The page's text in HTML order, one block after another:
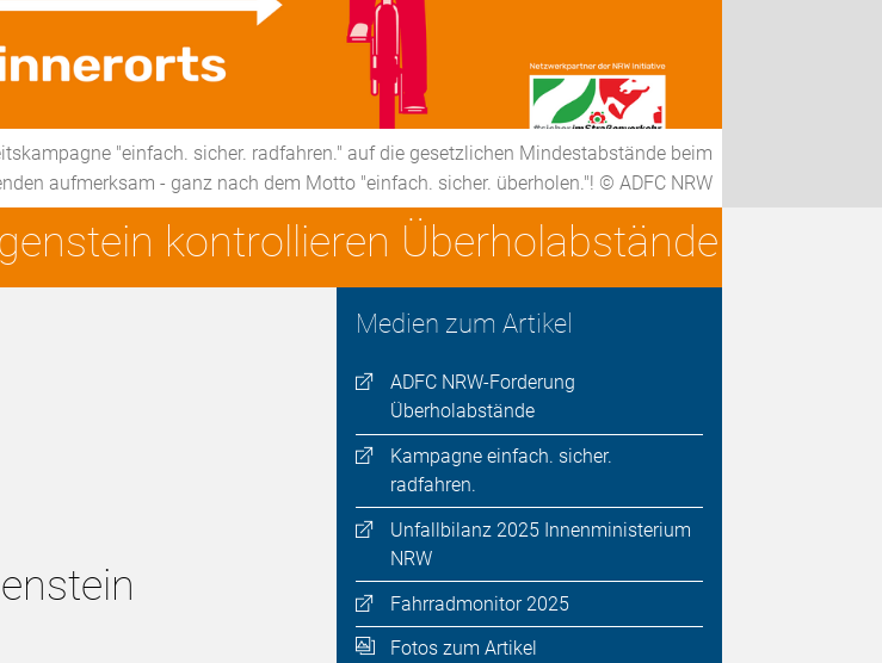
"einfach. sicher. radfahren." auf die gesetzlichen Mindestabstände beim
aufmerksam - ganz nach dem Motto "einfach. sicher. überholen."! © ADFC NRW
kontrollieren Überholabstände
Medien zum Artikel
ADFC NRW-Forderung
Überholabstände
Kampagne einfach. sicher.
radfahren.
Unfallbilanz 2025 Innenministerium
NRW
Fahrradmonitor 2025
Fotos zum Artikel